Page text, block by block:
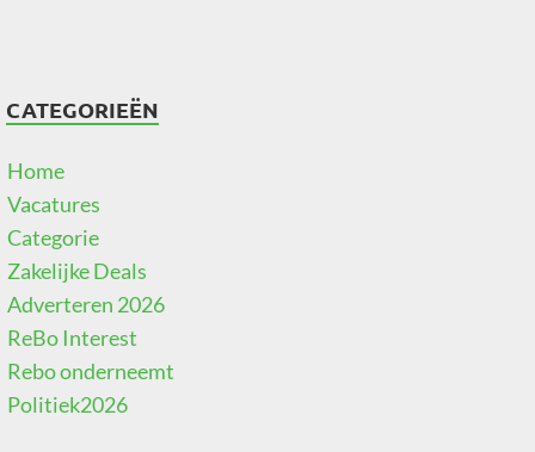
CATEGORIEËN
Home
Vacatures
Categorie
Zakelijke Deals
Adverteren 2026
ReBo Interest
Rebo onderneemt
Politiek2026